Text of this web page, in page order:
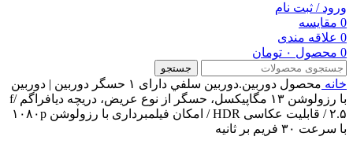
ورود / ثبت نام
0 مقایسه
0 علاقه مندی
0 محصول ۰ تومان
جستجو
خانه محصول دوربين.دوربين سلفي
دارای ۱ حسگر دوربین | دوربین
با رزولوشن ۱۳ مگاپیکسل، حسگر از نوع عریض، دریچه دیافراگم f/
۲.۵ / قابلیت عکاسی HDR / امکان فیلمبرداری با رزولوشن ۱۰۸۰p
با سرعت ۳۰ فریم بر ثانیه